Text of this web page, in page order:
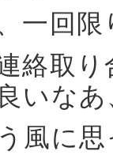
一回
絡取
いな
風に